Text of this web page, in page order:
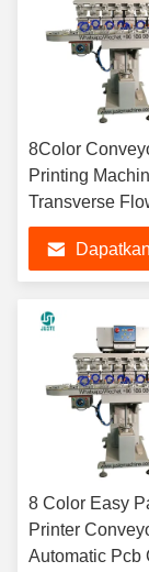
8Color
Printing
Transverse
Gravure Pad
Dengan
PLC Bahan
Ring
8 Color Easy
Printer
Automatic Pcb